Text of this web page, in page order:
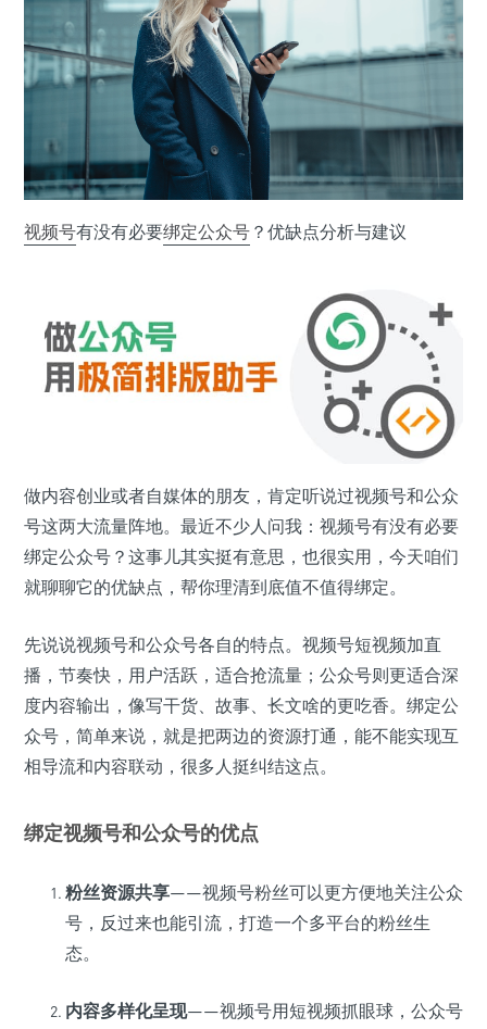
视频号有没有必要绑定公众号 ？优缺点分析与建议
做内容创业或者自媒体的朋友，肯定听说过视频号和公众
号这两大流量阵地。最近不少人问我：视频号有没有必要
绑定公众号？这事儿其实挺有意思，也很实用，今天咱们
就聊聊它的优缺点，帮你理清到底值不值得绑定。
先说说视频号和公众号各自的特点。视频号短视频加直
播，节奏快，用户活跃，适合抢流量；公众号则更适合深
度内容输出，像写干货、故事、长文啥的更吃香。绑定公
众号，简单来说，就是把两边的资源打通，能不能实现互
相导流和内容联动，很多人挺纠结这点。
绑定视频号和公众号的优点
粉丝资源共享——视频号粉丝可以更方便地关注公众
号，反过来也能引流，打造一个多平台的粉丝生
态。
内容多样化呈现——视频号用短视频抓眼球，公众号